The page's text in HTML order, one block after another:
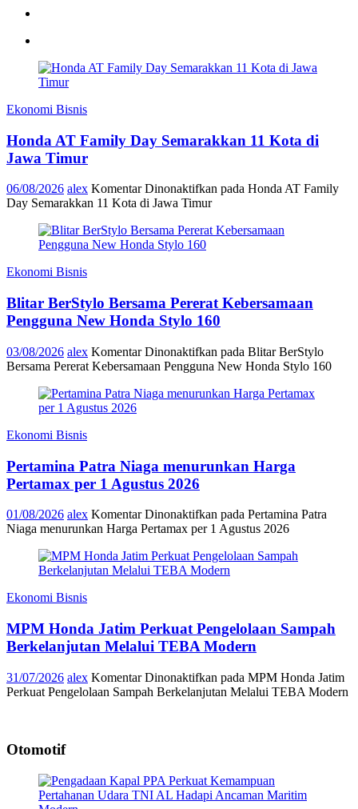
Ekonomi Bisnis
Honda AT Family Day Semarakkan 11 Kota di
Jawa Timur
06/08/2026 alex Komentar Dinonaktifkan pada Honda AT Family
Day Semarakkan 11 Kota di Jawa Timur
Ekonomi Bisnis
Blitar BerStylo Bersama Pererat Kebersamaan
Pengguna New Honda Stylo 160
03/08/2026 alex Komentar Dinonaktifkan pada Blitar BerStylo
Bersama Pererat Kebersamaan Pengguna New Honda Stylo 160
Ekonomi Bisnis
Pertamina Patra Niaga menurunkan Harga
Pertamax per 1 Agustus 2026
01/08/2026 alex Komentar Dinonaktifkan pada Pertamina Patra
Niaga menurunkan Harga Pertamax per 1 Agustus 2026
Ekonomi Bisnis
MPM Honda Jatim Perkuat Pengelolaan Sampah
Berkelanjutan Melalui TEBA Modern
31/07/2026 alex Komentar Dinonaktifkan pada MPM Honda Jatim
Perkuat Pengelolaan Sampah Berkelanjutan Melalui TEBA Modern
Otomotif